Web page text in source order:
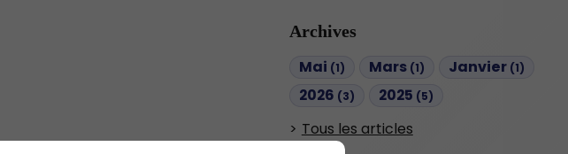
Archives
Mai (1) Mars (1) Janvier (1)
2026 (3) 2025 (5)
Tous les articles